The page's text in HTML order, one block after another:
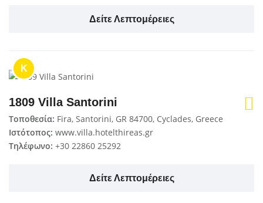
Δείτε Λεπτομέρειες
K
1809 Villa Santorini
Τοποθεσία: Fira, Santorini, GR 84700, Cyclades, Greece
Ιστότοπος: www.villa.hotelthireas.gr
Τηλέφωνο: +30 22860 25292
Δείτε Λεπτομέρειες